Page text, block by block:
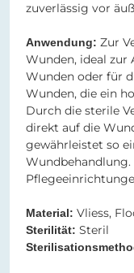
zuverlässig vor
Anwendung: Zur
Wunden, ideal zur
Wunden oder für
Wunden, die ein
Durch die sterile
direkt auf die
gewährleistet so
Material: Vliess,
Sterilität: Steril